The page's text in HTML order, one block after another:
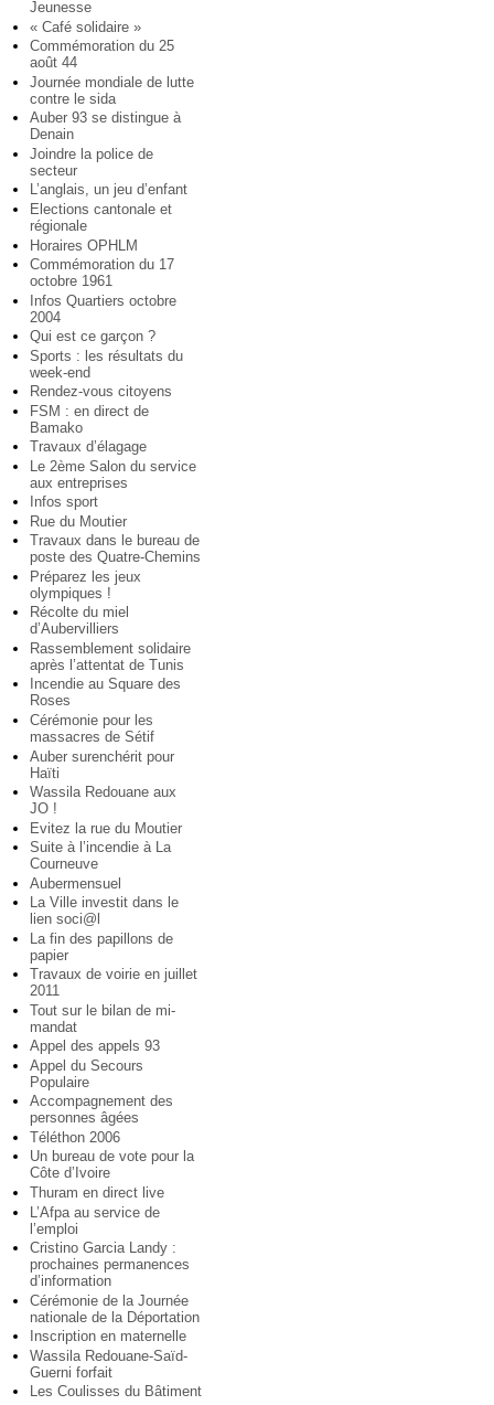
Jeunesse
« Café solidaire »
Commémoration du 25
août 44
Journée mondiale de lutte
contre le sida
Auber 93 se distingue à
Denain
Joindre la police de
secteur
L’anglais, un jeu d’enfant
Elections cantonale et
régionale
Horaires OPHLM
Commémoration du 17
octobre 1961
Infos Quartiers octobre
2004
Qui est ce garçon ?
Sports : les résultats du
week-end
Rendez-vous citoyens
FSM : en direct de
Bamako
Travaux d’élagage
Le 2ème Salon du service
aux entreprises
Infos sport
Rue du Moutier
Travaux dans le bureau de
poste des Quatre-Chemins
Préparez les jeux
olympiques !
Récolte du miel
d’Aubervilliers
Rassemblement solidaire
après l’attentat de Tunis
Incendie au Square des
Roses
Cérémonie pour les
massacres de Sétif
Auber surenchérit pour
Haïti
Wassila Redouane aux
JO !
Evitez la rue du Moutier
Suite à l’incendie à La
Courneuve
Aubermensuel
La Ville investit dans le
lien soci@l
La fin des papillons de
papier
Travaux de voirie en juillet
2011
Tout sur le bilan de mi-
mandat
Appel des appels 93
Appel du Secours
Populaire
Accompagnement des
personnes âgées
Téléthon 2006
Un bureau de vote pour la
Côte d’Ivoire
Thuram en direct live
L’Afpa au service de
l’emploi
Cristino Garcia Landy :
prochaines permanences
d’information
Cérémonie de la Journée
nationale de la Déportation
Inscription en maternelle
Wassila Redouane-Saïd-
Guerni forfait
Les Coulisses du Bâtiment